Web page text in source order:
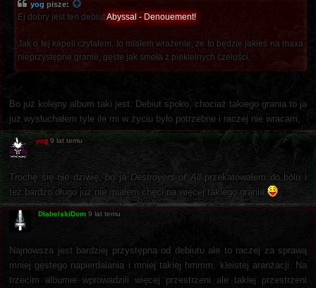
yog pisze:
Ej dobry jest ten debiutAbyssal - Denouement!
Jak o tej kapeli czytałem, to miałem wrażenie, że to będzie jakieś na maxa
nieprzystępne granie, gęste jak smoła z piekielnych czeluści,
Bo już kolejny album taki jest. Debiut spoko, chociaż takiego grania to ja
już wysłuchałem tyle ile mi w życiu było potrzebne i raczej nie wracam,
yog 9 lat temu
Trochę się nie dziwię, bo ja Destroyers of Allprzekatowałem do bólu i
też bardzo długo już nie miałem chęci na więcej takiego grania
DiabelskiDom 9 lat temu
Najnowsza jest bardziej przystępna od debiutu ale to raczej za sprawą
mniej gęstego napierdalania i mniej takiej hmmm, kleistej aranżacji. Na
trzecim albumie wprowadzili więcej przestrzeni ale takiej przestrzeni